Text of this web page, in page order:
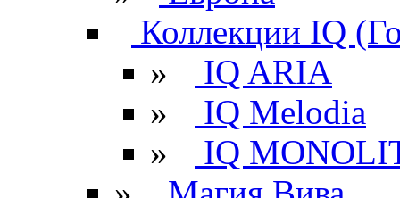
Коллекции IQ
»
IQ ARIA
»
IQ Melodia
»
IQ